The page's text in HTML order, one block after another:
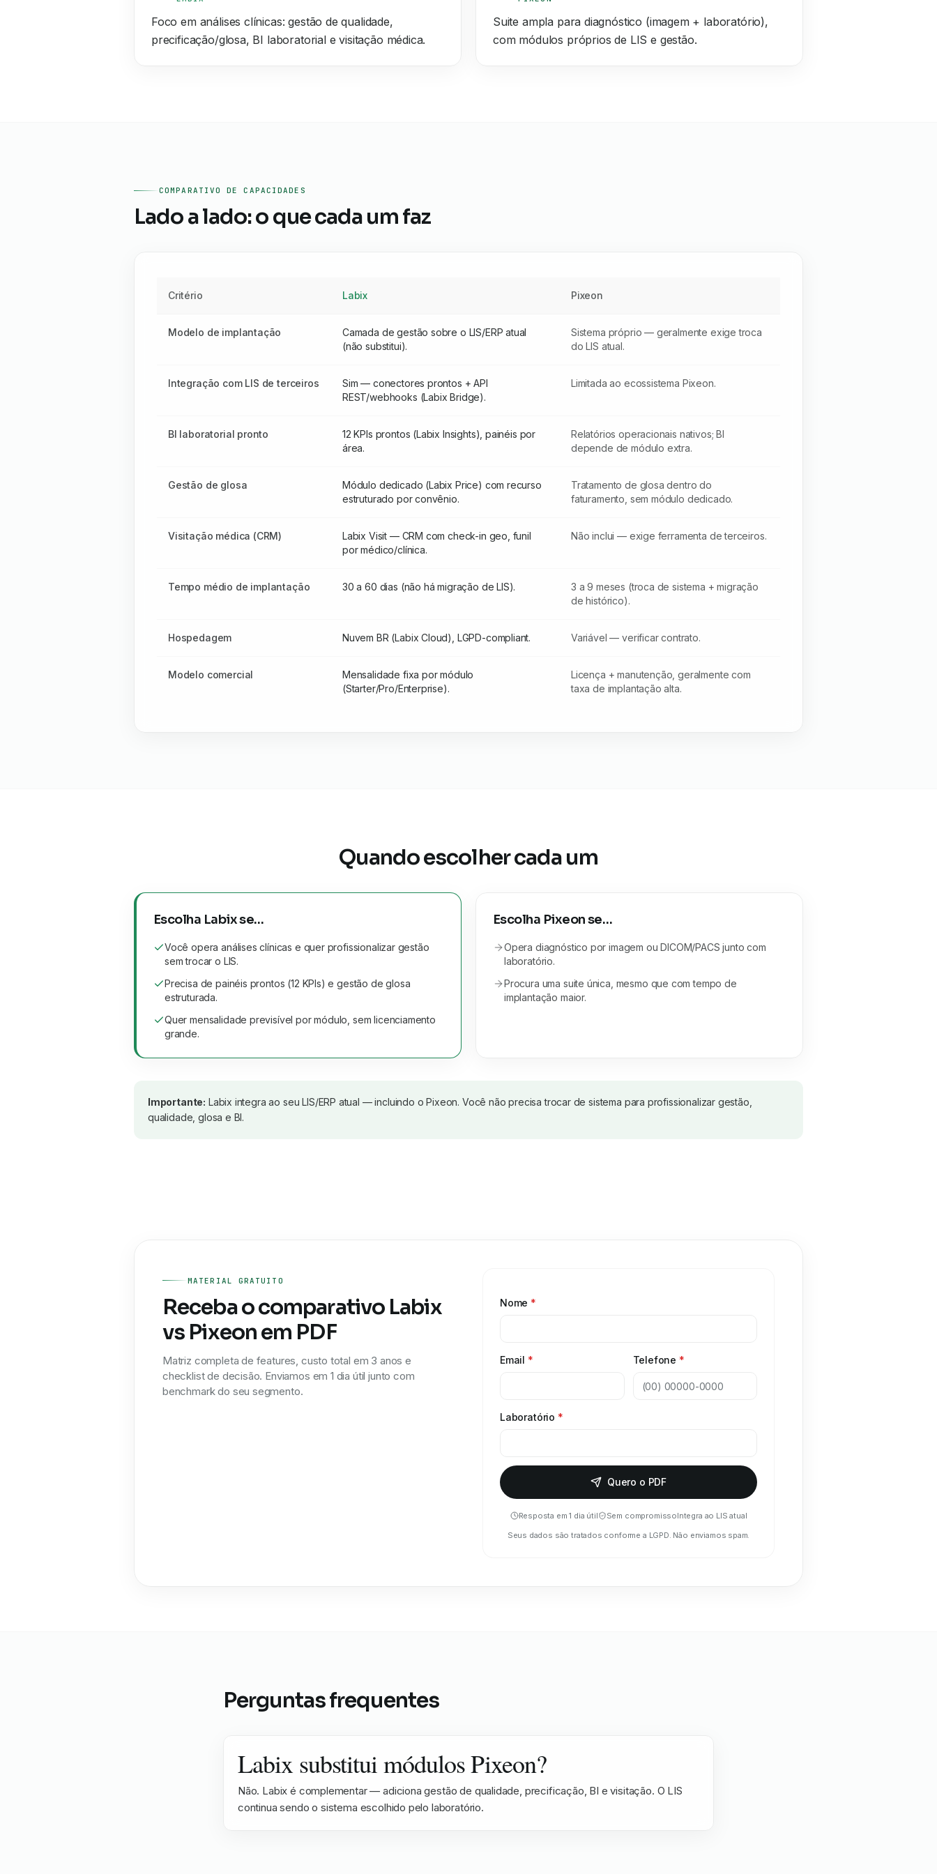
Foco em análises clínicas: gestão de qualidade,
precificação/glosa, BI laboratorial e visitação médica.
Suite ampla para diagnóstico (imagem + laboratório),
com módulos próprios de LIS e gestão.
COMPARATIVO DE CAPACIDADES
Lado a lado: o que cada um faz
Critério Labix Pixeon
Modelo de implantação
Camada de gestão sobre o LIS/ERP atual
(não substitui).
Sistema próprio — geralmente exige troca
do LIS atual.
Integração com LIS de terceiros
Sim — conectores prontos + API
REST/webhooks (Labix Bridge).
Limitada ao ecossistema Pixeon.
BI laboratorial pronto
12 KPIs prontos (Labix Insights), painéis por
área.
Relatórios operacionais nativos; BI
depende de módulo extra.
Gestão de glosa
Módulo dedicado (Labix Price) com recurso
estruturado por convênio.
Tratamento de glosa dentro do
faturamento, sem módulo dedicado.
Visitação médica (CRM)
Labix Visit — CRM com check-in geo, funil
por médico/clínica.
Não inclui — exige ferramenta de terceiros.
Tempo médio de implantação 30 a 60 dias (não há migração de LIS).
3 a 9 meses (troca de sistema + migração
de histórico).
Hospedagem Nuvem BR (Labix Cloud), LGPD-compliant. Variável — verificar contrato.
Modelo comercial
Mensalidade fixa por módulo
(Starter/Pro/Enterprise).
Licença + manutenção, geralmente com
taxa de implantação alta.
Quando escolher cada um
Escolha Labix se…
Você opera análises clínicas e quer profissionalizar gestão
sem trocar o LIS.
Precisa de painéis prontos (12 KPIs) e gestão de glosa
estruturada.
Quer mensalidade previsível por módulo, sem licenciamento
grande.
Escolha Pixeonse…
Opera diagnóstico por imagem ou DICOM/PACS junto com
laboratório.
Procura uma suite única, mesmo que com tempo de
implantação maior.
Importante: Labix integra ao seu LIS/ERP atual — incluindo oPixeon. Você não precisa trocar de sistema para profissionalizar gestão,
qualidade, glosa e BI.
MATERIAL GRATUITO
Receba o comparativo Labix
vs Pixeon em PDF
Matriz completa de features, custo total em 3 anos e
checklist de decisão. Enviamos em 1 dia útil junto com
benchmark do seu segmento.
Nome *
Email * Telefone *
Laboratório *
Quero o PDF
Resposta em 1 dia útil Sem compromissoIntegra ao LIS atual
Seus dados são tratados conforme a LGPD. Não enviamos spam.
Perguntas frequentes
Labix substitui módulos Pixeon?
Não. Labix é complementar — adiciona gestão de qualidade, precificação, BI e visitação. O LIS
continua sendo o sistema escolhido pelo laboratório.